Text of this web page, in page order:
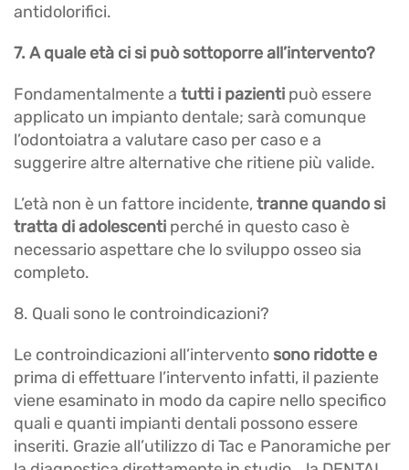
antidolorifici.
7. A quale età ci si può sottoporre all’intervento?
Fondamentalmente a tutti i pazienti può essere
applicato un impianto dentale; sarà comunque
l’odontoiatra a valutare caso per caso e a
suggerire altre alternative che ritiene più valide.
L’età non è un fattore incidente,tranne quando si
tratta di adolescenti perché in questo caso è
necessario aspettare che lo sviluppo osseo sia
completo.
8. Quali sono le controindicazioni?
Le controindicazioni all’interventosono ridotte e
prima di effettuare l’intervento infatti, il paziente
viene esaminato in modo da capire nello specifico
quali e quanti impianti dentali possono essere
inseriti. Grazie all’utilizzo di Tac e Panoramiche per